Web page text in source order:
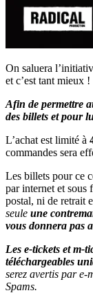
On saluera
et c’est tant mieux !
Afin de permettre
des billets et pour
L’achat est limité à
commandes sera
Les billets pour ce
par internet et
postal, ni de retrait
seule une
vous donnera pas
Les e-tickets et m-
téléchargeables
serez avertis par e-
Spams.